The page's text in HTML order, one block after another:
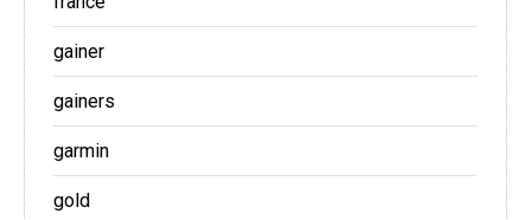
gainer
gainers
garmin
gold